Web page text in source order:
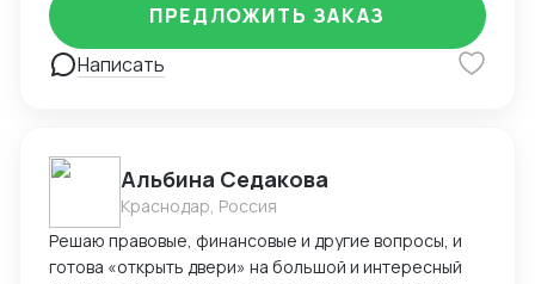
Написать
ПРЕДЛОЖИТЬ ЗАКАЗ
Альбина Седакова
Краснодар, Россия
Решаю правовые, финансовые и другие вопросы, и
готова «открыть двери» на большой и интересный